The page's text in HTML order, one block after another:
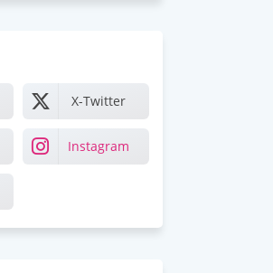
X-Twitter
Instagram